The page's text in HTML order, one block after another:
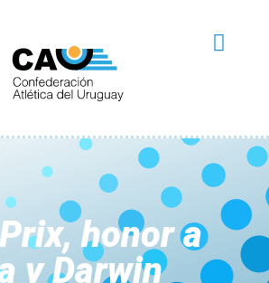
honor a
y Darwin